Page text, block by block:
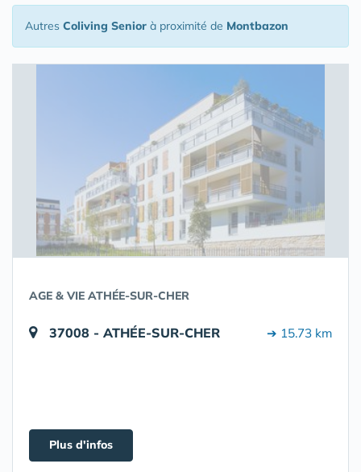
Autres Coliving Senior à proximité de Montbazon
AGE & VIE ATHÉE-SUR-CHER
37008 - ATHÉE-SUR-CHER ➔ 15.73 km
Plus d'infos